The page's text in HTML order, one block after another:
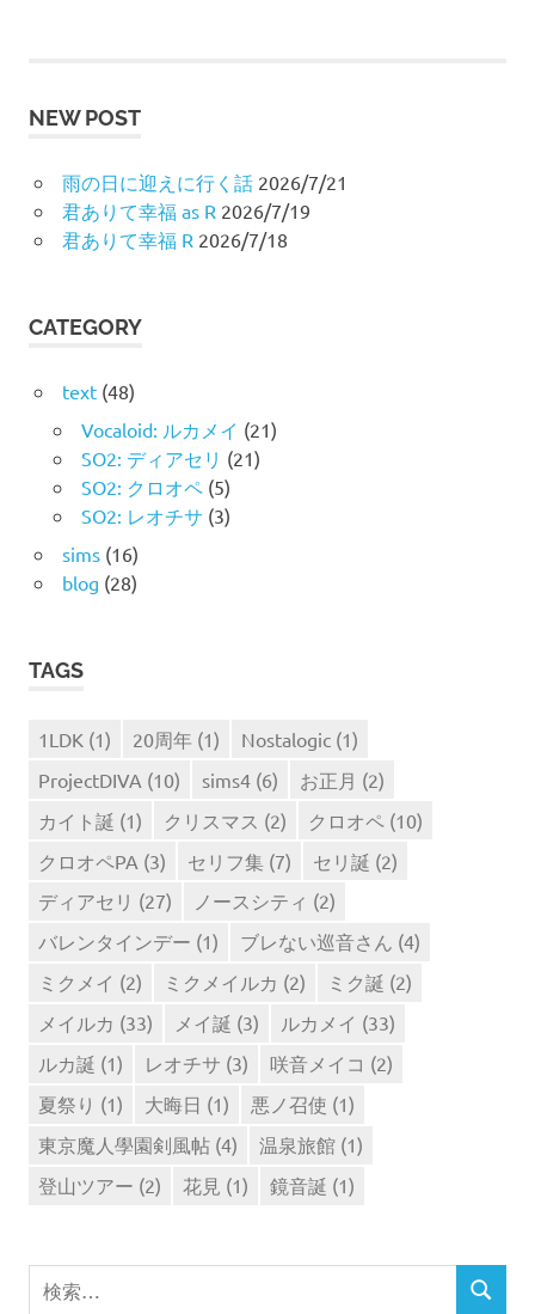
NEW POST
雨の日に迎えに行く話 2026/7/21
君ありて幸福 as R 2026/7/19
君ありて幸福 R 2026/7/18
CATEGORY
text(48)
Vocaloid: ルカメイ (21)
SO2: ディアセリ (21)
SO2: クロオペ(5)
SO2: レオチサ (3)
sims(16)
blog (28)
TAGS
1LDK (1) 20周年 (1) Nostalogic (1)
ProjectDIVA (10) sims4 (6) お正月 (2)
カイト誕 (1) クリスマス (2) クロオペ (10)
クロオペPA (3) セリフ集 (7) セリ誕 (2)
ディアセリ (27) ノースシティ (2)
バレンタインデー (1) ブレない巡音さん (4)
ミクメイ (2) ミクメイルカ (2) ミク誕 (2)
メイルカ (33) メイ誕 (3) ルカメイ (33)
ルカ誕 (1) レオチサ (3) 咲音メイコ (2)
夏祭り (1) 大晦日 (1) 悪ノ召使 (1)
東京魔人學園剣風帖 (4) 温泉旅館 (1)
登山ツアー (2) 花見 (1) 鏡音誕 (1)
検
索
検